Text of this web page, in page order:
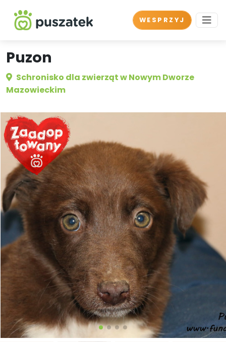
WESPRZYJ
Puzon
Schronisko dla zwierząt w Nowym Dworze
Mazowieckim